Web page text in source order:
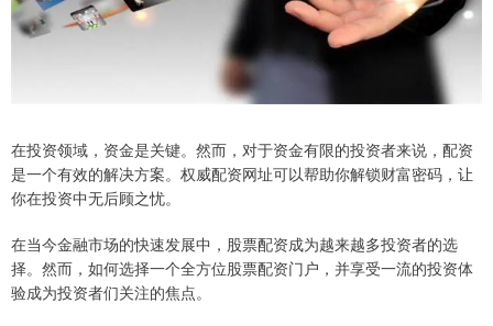
在投资领域，资金是关键。然而，对于资金有限的投资者来说，配资
是一个有效的解决方案。权威配资网址可以帮助你解锁财富密码，让
你在投资中无后顾之忧。
在当今金融市场的快速发展中，股票配资成为越来越多投资者的选
择。然而，如何选择一个全方位股票配资门户，并享受一流的投资体
验成为投资者们关注的焦点。